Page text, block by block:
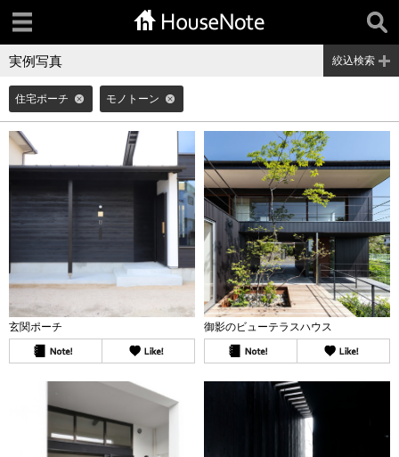
実例写真 絞込検索
住宅ポーチ モノトーン
玄関ポーチ 御影のビューテラスハウス